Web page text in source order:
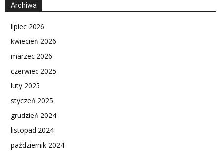
Archiwa
lipiec 2026
kwiecień 2026
marzec 2026
czerwiec 2025
luty 2025
styczeń 2025
grudzień 2024
listopad 2024
październik 2024